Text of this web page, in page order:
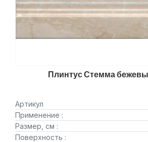
Плинтус Стемма
Артикул
Применение :
Размер, см :
Поверхность :